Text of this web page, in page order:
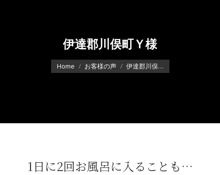
伊達郡川俣町Ｙ様
You are here:
Home お客様の声 伊達郡川俣…
1日に2回お風呂に入ることも…